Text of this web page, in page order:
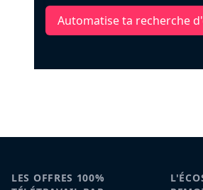
Automatise ta recherche
LES OFFRES 100%